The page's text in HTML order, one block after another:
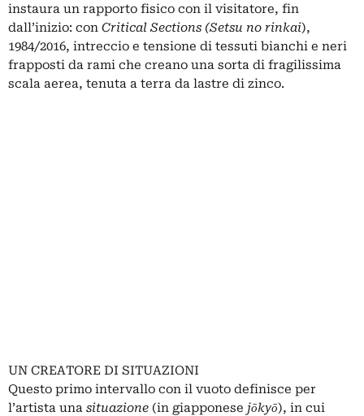
instaura un rapporto fisico con il visitatore, fin
dall’inizio: con Critical Sections (Setsu no rinkai),
1984/2016, intreccio e tensione di tessuti bianchi e neri
frapposti da rami che creano una sorta di fragilissima
scala aerea, tenuta a terra da lastre di zinco.
UN CREATORE DI SITUAZIONI
Questo primo intervallo con il vuoto definisce per
l’artista una situazione (in giapponese jōkyō), in cui